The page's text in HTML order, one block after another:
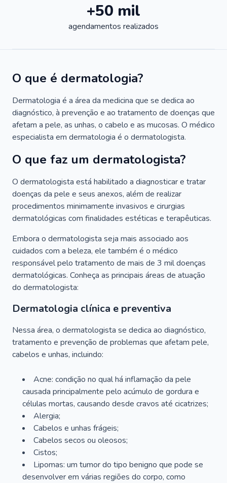
+50 mil
agendamentos realizados
O que é dermatologia?
Dermatologia é a área da medicina que se dedica ao
diagnóstico, à prevenção e ao tratamento de doenças que
afetam a pele, as unhas, o cabelo e as mucosas. O médico
especialista em dermatologia é o dermatologista.
O que faz um dermatologista?
O dermatologista está habilitado a diagnosticar e tratar
doenças da pele e seus anexos, além de realizar
procedimentos minimamente invasivos e cirurgias
dermatológicas com finalidades estéticas e terapêuticas.
Embora o dermatologista seja mais associado aos
cuidados com a beleza, ele também é o médico
responsável pelo tratamento de mais de 3 mil doenças
dermatológicas. Conheça as principais áreas de atuação
do dermatologista:
Dermatologia clínica e preventiva
Nessa área, o dermatologista se dedica ao diagnóstico,
tratamento e prevenção de problemas que afetam pele,
cabelos e unhas, incluindo:
Acne: condição no qual há inflamação da pele
causada principalmente pelo acúmulo de gordura e
células mortas, causando desde cravos até cicatrizes;
Alergia;
Cabelos e unhas frágeis;
Cabelos secos ou oleosos;
Cistos;
Lipomas: um tumor do tipo benigno que pode se
desenvolver em várias regiões do corpo, como